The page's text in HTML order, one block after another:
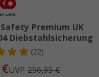
Safety Premium UK
Diebstahlsicherung
(22)
UVP256,95 €